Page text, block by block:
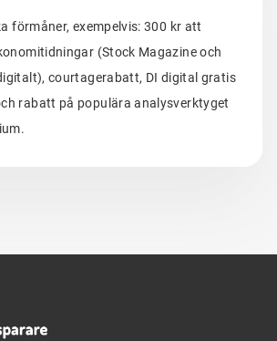
förmåner, exempelvis: 300 kr att
(Stock Magazine och
courtagerabatt, DI digital gratis
rabatt på populära analysverktyget